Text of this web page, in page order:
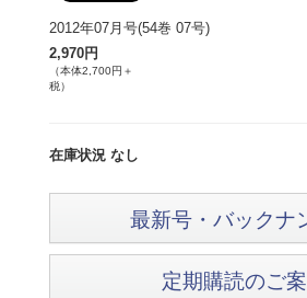
2012年07月号(54巻 07号)
2,970円
（本体2,700円＋
税）
在庫状況 なし
最新号・バックナ
定期購読のご